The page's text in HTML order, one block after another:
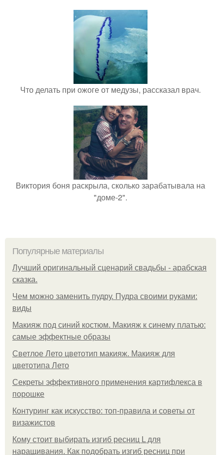
Что делать при ожоге от медузы, рассказал врач.
Виктория боня раскрыла, сколько зарабатывала на
"доме-2".
Популярные материалы
Лучший оригинальный сценарий свадьбы - арабская
сказка.
Чем можно заменить пудру. Пудра своими руками:
виды
Макияж под синий костюм. Макияж к синему платью:
самые эффектные образы
Светлое Лето цветотип макияж. Макияж для
цветотипа Лето
Секреты эффективного применения картифлекса в
порошке
Контуринг как искусство: топ-правила и советы от
визажистов
Кому стоит выбирать изгиб ресниц L для
наращивания. Как подобрать изгиб ресниц при